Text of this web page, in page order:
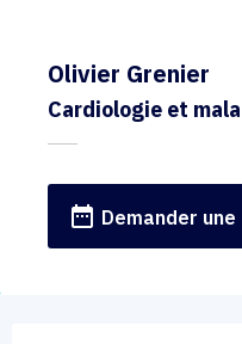
Olivier Grenier
Cardiologie et
date_range Demander